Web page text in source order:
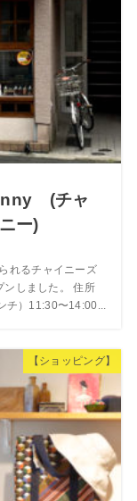
(チャ
ニー)
れるチャイニーズ
ンしました。 住所
）11:30〜14:00...
【ショッピング】